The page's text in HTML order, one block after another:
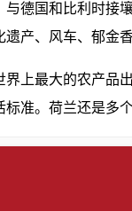
德国和比利时
产、风车、郁金
上最大的农产
准。荷兰还是多